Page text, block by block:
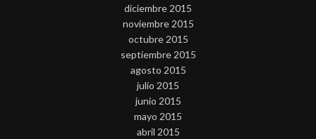
diciembre 2015
noviembre 2015
octubre 2015
septiembre 2015
agosto 2015
julio 2015
junio 2015
mayo 2015
abril 2015